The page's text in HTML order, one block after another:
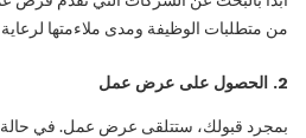
من متطلبات الوظيفة ومدى ملاءمتها
2. الحصول على عرض عمل
بمجرد قبولك، ستتلقى عرض عمل. في حالة